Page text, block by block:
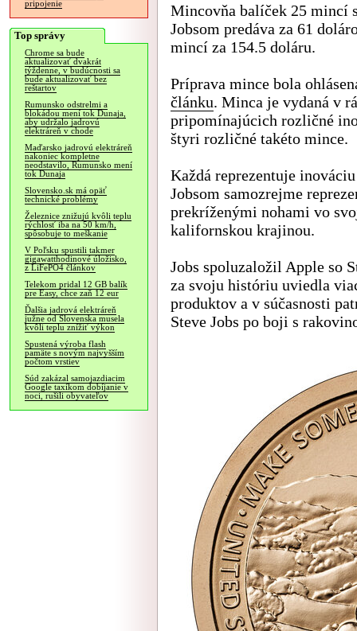
pripojenie
Top správy
Chrome sa bude
aktualizovať dvakrát
týždenne, v budúcnosti sa
bude aktualizovať bez
reštartov
Rumunsko odstrelmi a
blokádou mení tok Dunaja,
aby udržalo jadrovú
elektráreň v chode
Maďarsko jadrovú elektráreň
nakoniec kompletne
neodstavilo, Rumunsko mení
tok Dunaja
Slovensko.sk má opäť
technické problémy
Železnice znižujú kvôli teplu
rýchlosť iba na 50 km/h,
spôsobuje to meškanie
V Poľsku spustili takmer
gigawatthodinové úložisko,
z LiFePO4 článkov
Telekom pridal 12 GB balík
pre Easy, chce zaň 12 eur
Ďalšia jadrová elektráreň
južne od Slovenska musela
kvôli teplu znížiť výkon
Spustená výroba flash
pamäte s novým najvyšším
počtom vrstiev
Súd zakázal samojazdiacim
Google taxíkom dobíjanie v
noci, rušili obyvateľov
Mincovňa balíček 25 mincí
Jobsom predáva za 61
mincí za 154.5 doláru.
Príprava mince bola
článku. Minca je vydaná v
pripomínajúcich rozličné
štyri rozličné takéto mince.
Každá reprezentuje
Jobsom samozrejme
prekríženými nohami vo
kalifornskou krajinou.
Jobs spoluzaložil Apple so
za svoju históriu uviedla
produktov a v súčasnosti
Steve Jobs po boji s